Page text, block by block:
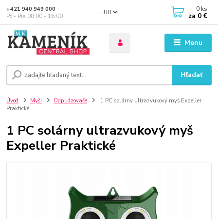
Menu
EUR
Hľadať
+421 940 949 000
Po - Pia 08:00 - 16:00
0 ks
za 0 €
Úvod Myši Odpudzovače
1 PC solárny ultrazvukový myš Expeller
Praktické
1 PC solárny ultrazvukový myš
Expeller Praktické